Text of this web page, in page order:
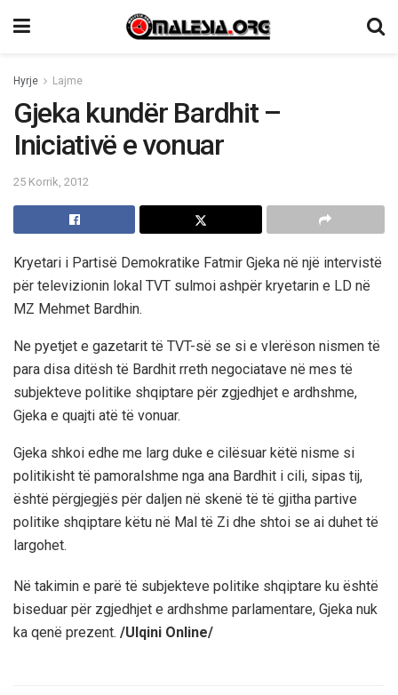
Hyrje Lajme
Gjeka kundër Bardhit –
Iniciativë e vonuar
25 Korrik, 2012
Kryetari i Partisë Demokratike Fatmir Gjeka në një intervistë
për televizionin lokal TVT sulmoi ashpër kryetarin e LD në
MZ Mehmet Bardhin.
Ne pyetjet e gazetarit të TVT-së se si e vlerëson nismen të
para disa ditësh të Bardhit rreth negociatave në mes të
subjekteve politike shqiptare për zgjedhjet e ardhshme,
Gjeka e quajti atë të vonuar.
Gjeka shkoi edhe me larg duke e cilësuar këtë nisme si
politikisht të pamoralshme nga ana Bardhit i cili, sipas tij,
është përgjegjës për daljen në skenë të të gjitha partive
politike shqiptare këtu në Mal të Zi dhe shtoi se ai duhet të
largohet.
Në takimin e parë të subjekteve politike shqiptare ku është
biseduar për zgjedhjet e ardhshme parlamentare, Gjeka nuk
ka qenë prezent. /Ulqini Online/